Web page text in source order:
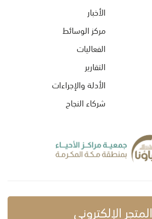
الأخبار
مركز الوسائط
الفعاليات
التقارير
الأدلة والإجراءات
شركاء النجاح
المتجر الإلكتروني